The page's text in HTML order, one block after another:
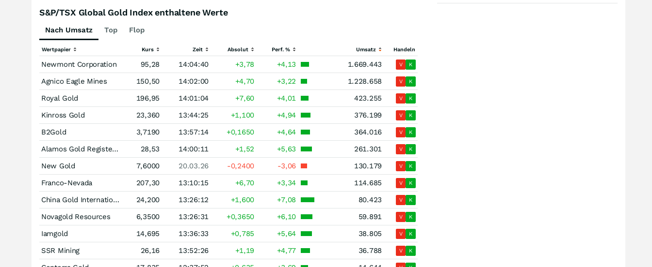
S&P/TSX Global Gold Index enthaltene Werte
Nach Umsatz Top Flop
Wertpapier Kurs Zeit Absolut Perf. % Umsatz Handeln
Newmont Corporation 95,28 14:04:40 +3,78 +4,13 1.669.443 V K
Agnico Eagle Mines 150,50 14:02:00 +4,70 +3,22 1.228.658 V K
Royal Gold 196,95 14:01:04 +7,60 +4,01 423.255 V K
Kinross Gold 23,360 13:44:25 +1,100 +4,94 376.199 V K
B2Gold 3,7190 13:57:14 +0,1650 +4,64 364.016 V K
Alamos Gold Registered (A) 28,53 14:00:11 +1,52 +5,63 261.301 V K
New Gold 7,6000 20.03.26 -0,2400 -3,06 130.179 V K
Franco-Nevada 207,30 13:10:15 +6,70 +3,34 114.685 V K
China Gold International Resources 24,200 13:26:12 +1,600 +7,08 80.423 V K
Novagold Resources 6,3500 13:26:31 +0,3650 +6,10 59.891 V K
Iamgold 14,695 13:36:33 +0,785 +5,64 38.805 V K
SSR Mining 26,16 13:52:26 +1,19 +4,77 36.788 V K